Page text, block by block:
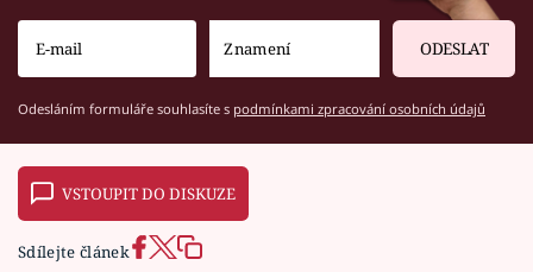
ODESLAT
Odesláním formuláře souhlasíte s podmínkami zpracování osobních údajů
VSTOUPIT DO DISKUZE
Sdílejte článek